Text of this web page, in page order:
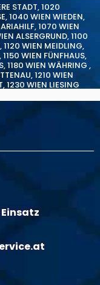
STADT,1020
,1040 WIEN WIEDEN,
,1070 WIEN
ALSERGRUND,1100
,1120 WIEN MEIDLING,
,1150 WIEN FÜNFHAUS,
,1180 WIEN WÄHRING ,
,1210 WIEN
,1230 WIEN LIESING